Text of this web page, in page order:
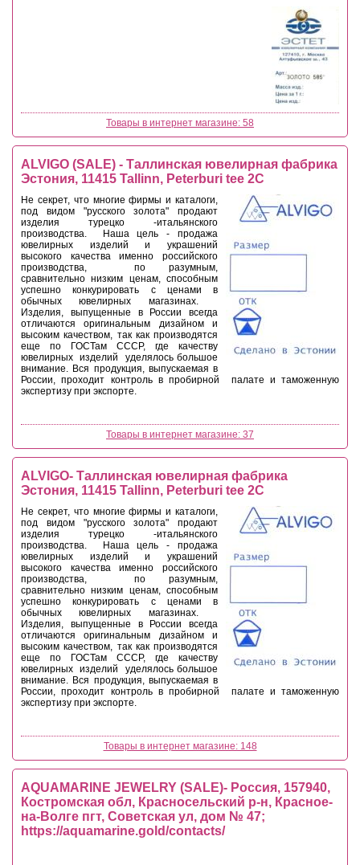
Товары в интернет магазине: 58
ALVIGO (SALE) - Таллинская ювелирная фабрика
Эстония, 11415 Tallinn, Peterburi tee 2C
Не секрет, что многие фирмы и каталоги,
под видом "русского золота" продают
изделия турецко -итальянского
производства. Наша цель - продажа
ювелирных изделий и украшений
высокого качества именно российского
производства, по разумным,
сравнительно низким ценам, способным
успешно конкурировать с ценами в
обычных ювелирных магазинах.
Изделия, выпущенные в России всегда
отличаются оригинальным дизайном и
высоким качеством, так как производятся
еще по ГОСТам СССР, где качеству
ювелирных изделий уделялось большое
внимание. Вся продукция, выпускаемая в
России, проходит контроль в пробирной палате и таможенную
экспертизу при экспорте.
Товары в интернет магазине: 37
ALVIGO- Таллинская ювелирная фабрика
Эстония, 11415 Tallinn, Peterburi tee 2C
Не секрет, что многие фирмы и каталоги,
под видом "русского золота" продают
изделия турецко -итальянского
производства. Наша цель - продажа
ювелирных изделий и украшений
высокого качества именно российского
производства, по разумным,
сравнительно низким ценам, способным
успешно конкурировать с ценами в
обычных ювелирных магазинах.
Изделия, выпущенные в России всегда
отличаются оригинальным дизайном и
высоким качеством, так как производятся
еще по ГОСТам СССР, где качеству
ювелирных изделий уделялось большое
внимание. Вся продукция, выпускаемая в
России, проходит контроль в пробирной палате и таможенную
экспертизу при экспорте.
Товары в интернет магазине: 148
AQUAMARINE JEWELRY (SALE)- Россия, 157940,
Костромская обл, Красносельский р-н, Красное-
на-Волге пгт, Советская ул, дом № 47;
https://aquamarine.gold/contacts/